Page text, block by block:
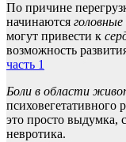
По причине
начинаются головные
могут привести к
возможность
часть 1
Боли в области
психовегетативного
это просто выдумка,
невротика.